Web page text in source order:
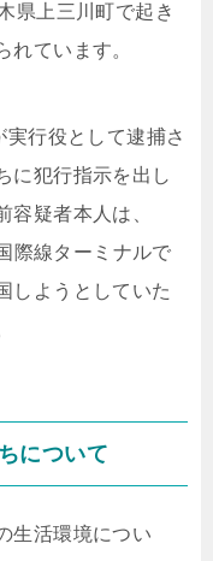
県上三川町で起き
れています。
行役として逮捕さ
に犯行指示を出し
容疑者本人は、
際線ターミナルで
しようとしていた
について
生活環境につい